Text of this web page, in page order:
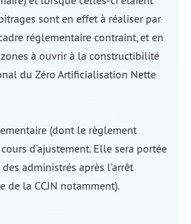
sont en effet à réaliser par
réglementaire contraint, et en
à ouvrir à la constructibilité
du Zéro Artificialisation Nette
(dont le règlement
d’ajustement. Elle sera portée
administrés après l’arrêt
de la CCJN notamment).